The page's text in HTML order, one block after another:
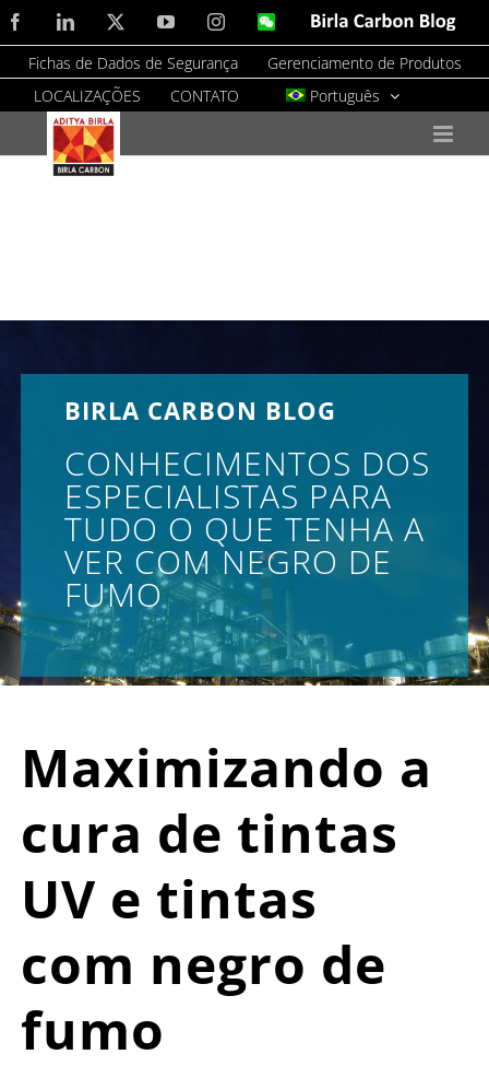
Skip
to
content
FacebookLinkedIn YouTubeInstagramWeChatBirla
Blog
Fichas de Dados de Segurança
Gerenciamento de Produtos
LOCALIZAÇÕES
CONTATO Português
BIRLA CARBON BLOG
CONHECIMENTOS DOS
ESPECIALISTAS PARA
TUDO O QUE TENHA A
VER COM NEGRO DE
FUMO
Maximizando a
cura de tintas
UV e tintas
com negro de
fumo